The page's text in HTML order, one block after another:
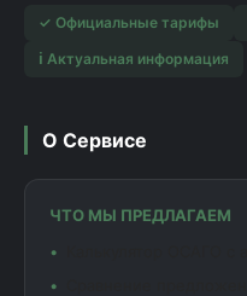
✓ Официальные тарифы
ℹ️ Актуальная информация
О Сервисе
ЧТО МЫ ПРЕДЛАГАЕМ